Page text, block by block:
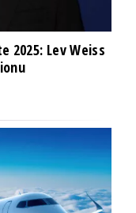
2025: Lev Weiss